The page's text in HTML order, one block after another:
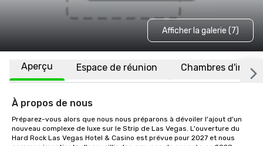
Afficher la galerie (7)
Aperçu Espace de réunion Chambres
À propos de nous
Préparez-vous alors que nous nous préparons à dévoiler l'ajout d'un
nouveau complexe de luxe sur le Strip de Las Vegas. L'ouverture du
Hard Rock Las Vegas Hotel & Casino est prévue pour 2027 et nous